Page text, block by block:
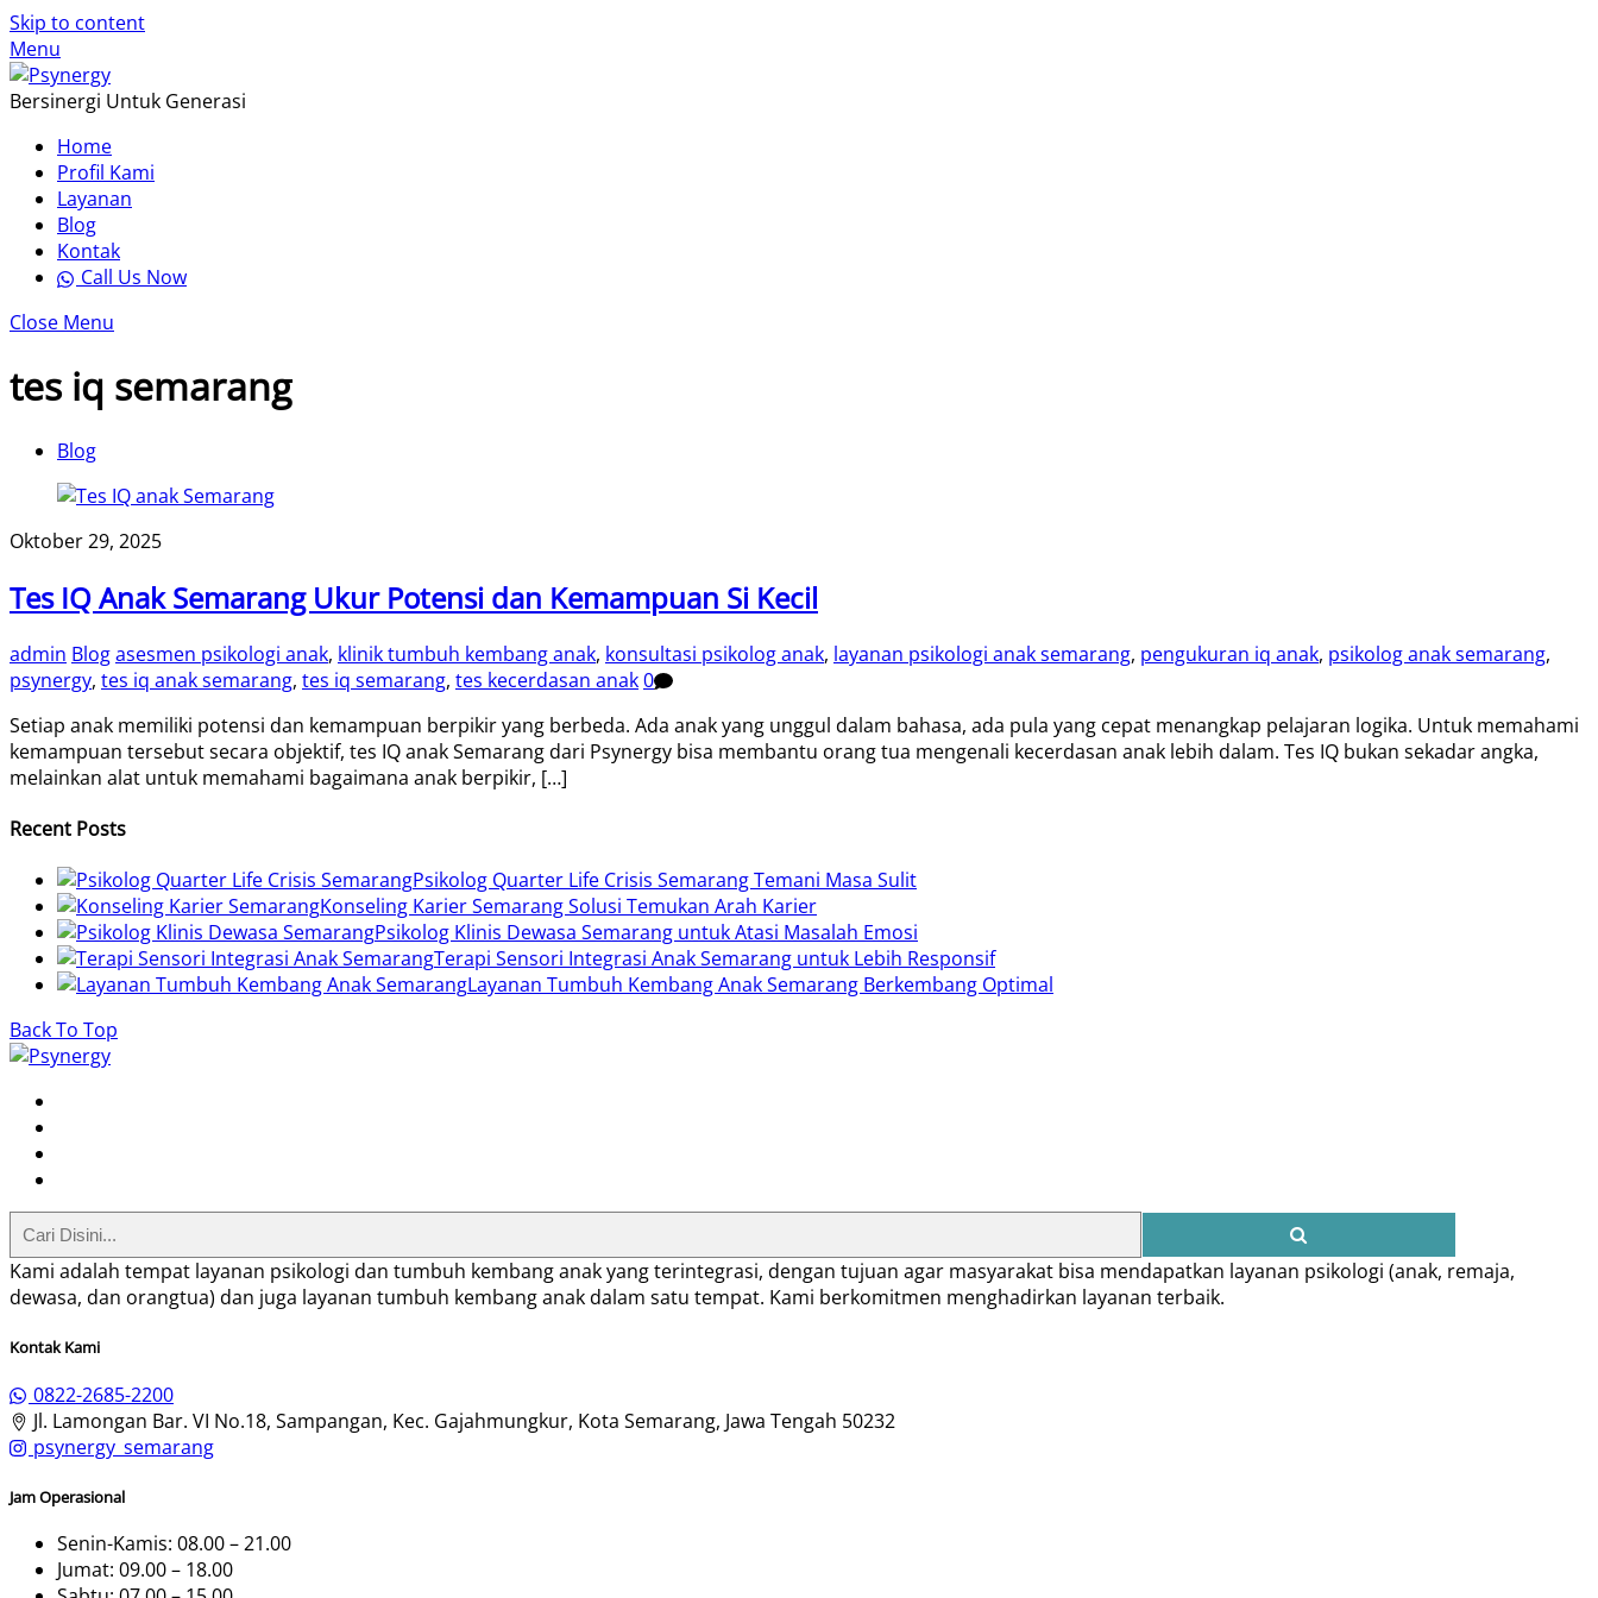
Skip to content
Menu
Bersinergi Untuk Generasi
Home
Profil Kami
Layanan
Blog
Kontak
Call Us Now
Close Menu
tes iq semarang
Blog
Oktober 29, 2025
Tes IQ Anak Semarang Ukur Potensi dan Kemampuan Si Kecil
admin Blogasesmen psikologi anak, klinik tumbuh kembang anak, konsultasi psikolog anak, layanan psikologi anak semarang, pengukuran iq anak, psikolog anak semarang,
psynergy, tes iq anak semarang, tes iq semarang, tes kecerdasan anak0
Setiap anak memiliki potensi dan kemampuan berpikir yang berbeda. Ada anak yang unggul dalam bahasa, ada pula yang cepat menangkap pelajaran logika. Untuk memahami
kemampuan tersebut secara objektif, tes IQ anak Semarang dari Psynergy bisa membantu orang tua mengenali kecerdasan anak lebih dalam. Tes IQ bukan sekadar angka,
melainkan alat untuk memahami bagaimana anak berpikir, […]
Recent Posts
Psikolog Quarter Life Crisis Semarang Temani Masa Sulit
Konseling Karier Semarang Solusi Temukan Arah Karier
Psikolog Klinis Dewasa Semarang untuk Atasi Masalah Emosi
Terapi Sensori Integrasi Anak Semarang untuk Lebih Responsif
Layanan Tumbuh Kembang Anak Semarang Berkembang Optimal
Back To Top
Kami adalah tempat layanan psikologi dan tumbuh kembang anak yang terintegrasi, dengan tujuan agar masyarakat bisa mendapatkan layanan psikologi (anak, remaja,
dewasa, dan orangtua) dan juga layanan tumbuh kembang anak dalam satu tempat. Kami berkomitmen menghadirkan layanan terbaik.
Kontak Kami
0822-2685-2200
Jl. Lamongan Bar. VI No.18, Sampangan, Kec. Gajahmungkur, Kota Semarang, Jawa Tengah 50232
psynergy_semarang
Jam Operasional
Senin-Kamis: 08.00 – 21.00
Jumat: 09.00 – 18.00